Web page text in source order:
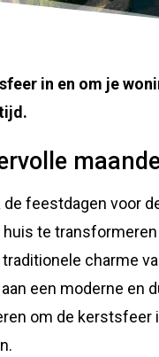
in en om je
de feestdagen voor
te
traditionele charme
een moderne en
om de kerstsfeer